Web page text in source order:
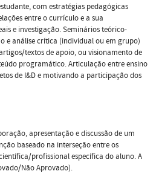
com estratégias pedagógicas
entre o currículo e a sua
e investigação. Seminários teórico-
e análise crítica (individual ou em grupo)
textos de apoio, ou visionamento de
programático. Articulação entre ensino
de I&D e motivando a participação dos
apresentação e discussão de um
baseado na interseção entre os
profissional específica do aluno. A
Não Aprovado).